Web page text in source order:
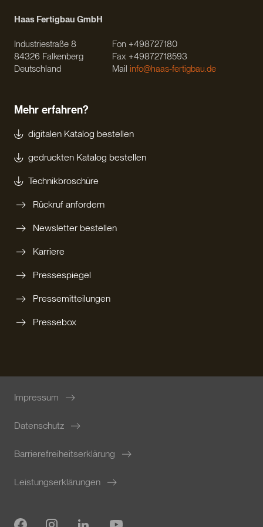
Haas Fertigbau GmbH
Industriestraße 8
84326 Falkenberg
Deutschland
Fon +498727180
Fax +49872718593
Mail info@haas-fertigbau.de
Mehr erfahren?
digitalen Katalog bestellen
gedruckten Katalog bestellen
Technikbroschüre
Rückruf anfordern
Newsletter bestellen
Karriere
Pressespiegel
Pressemitteilungen
Pressebox
Impressum
Datenschutz
Barrierefreiheitserklärung
Leistungserklärungen